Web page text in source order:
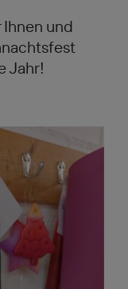
Ihnen und
Jahr!